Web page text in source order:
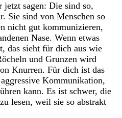
jetzt sagen: Die sind so,
Sie sind von Menschen so
nicht gut kommunizieren,
Nase. Wenn etwas
das sieht für dich aus wie
und Grunzen wird
Knurren. Für dich ist das
Kommunikation,
kann. Es ist schwer, die
lesen, weil sie so abstrakt